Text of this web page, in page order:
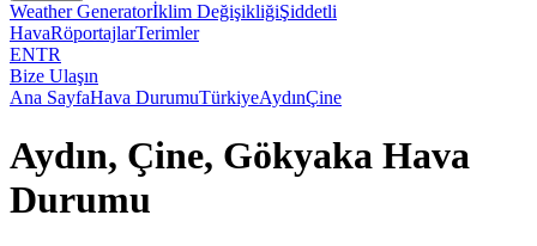
Weather Generatorİklim DeğişikliğiŞiddetli
HavaRöportajlarTerimler
ENTR
Bize Ulaşın
Ana SayfaHava DurumuTürkiyeAydınÇine
Aydın, Çine, Gökyaka Hava
Durumu